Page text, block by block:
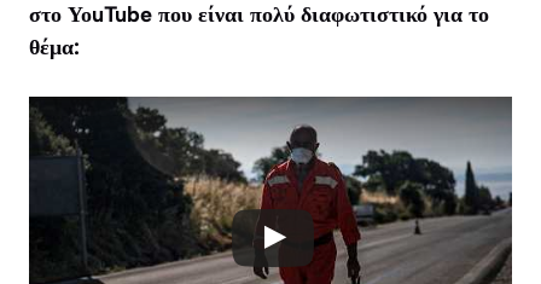
στο ΥοuTube που είναι πολύ διαφωτιστικό για το
θέμα: